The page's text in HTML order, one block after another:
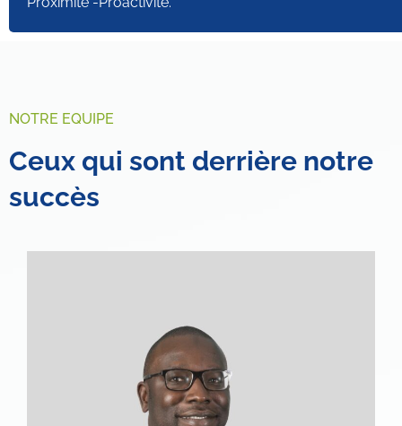
NOTRE EQUIPE
Ceux qui sont derrière notre
succès